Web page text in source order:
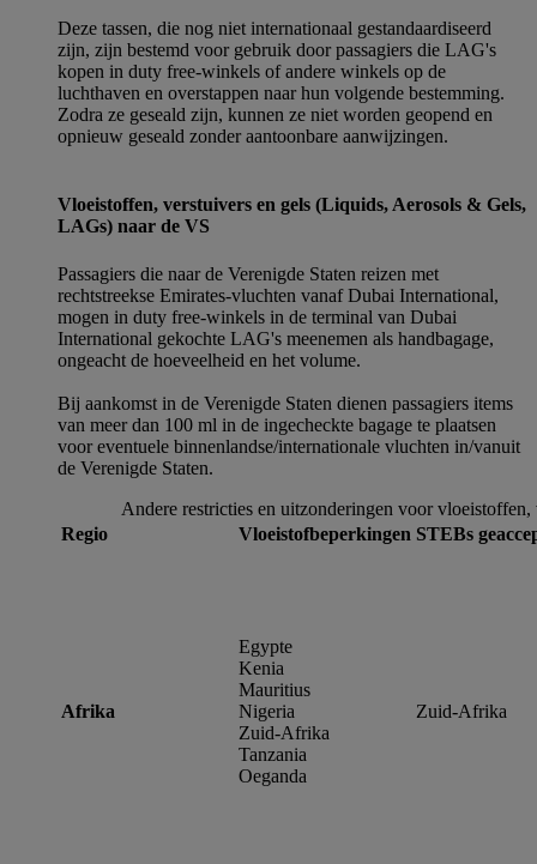
Deze tassen, die nog niet internationaal gestandaardiseerd
zijn, zijn bestemd voor gebruik door passagiers die LAG's
kopen in duty free-winkels of andere winkels op de
luchthaven en overstappen naar hun volgende bestemming.
Zodra ze geseald zijn, kunnen ze niet worden geopend en
opnieuw geseald zonder aantoonbare aanwijzingen.
Vloeistoffen, verstuivers en gels (Liquids, Aerosols & Gels,
LAGs) naar de VS
Passagiers die naar de Verenigde Staten reizen met
rechtstreekse Emirates-vluchten vanaf Dubai International,
mogen in duty free-winkels in de terminal van Dubai
International gekochte LAG's meenemen als handbagage,
ongeacht de hoeveelheid en het volume.
Bij aankomst in de Verenigde Staten dienen passagiers items
van meer dan 100 ml in de ingecheckte bagage te plaatsen
voor eventuele binnenlandse/internationale vluchten in/vanuit
de Verenigde Staten.
Andere restricties en uitzonderingen voor
Regio
Vloeistofbeperkingen STEBs
Afrika
Egypte
Kenia
Mauritius
Nigeria
Zuid-Afrika
Tanzania
Oeganda
Zuid-Afrika